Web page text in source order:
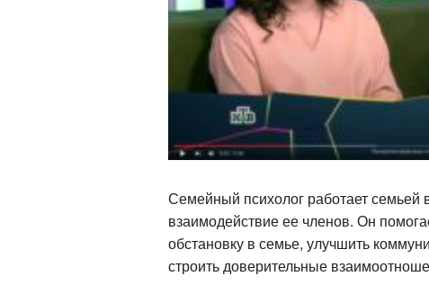
Семейный психолог работает семьей
взаимодействие ее членов. Он
обстановку в семье, улучшить
строить доверительные